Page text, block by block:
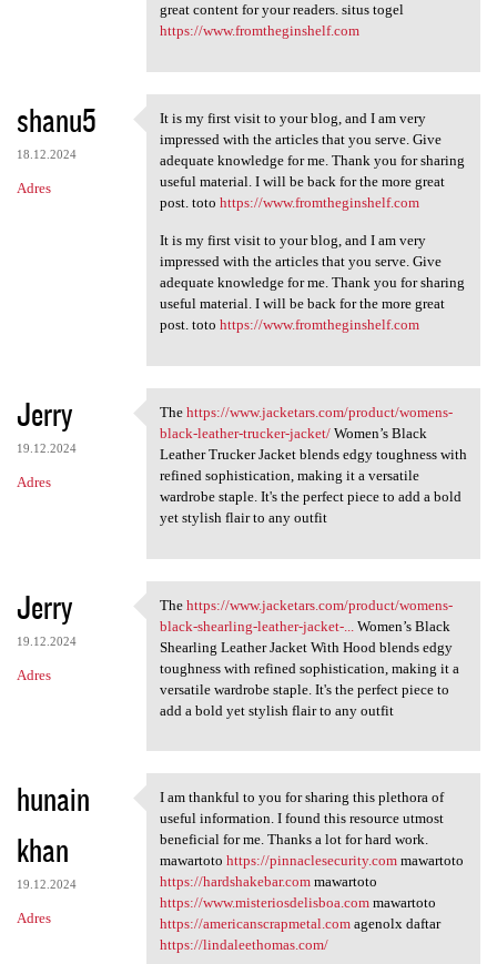
great content for your readers. situs togel
https://www.fromtheginshelf.com
shanu5
18.12.2024
Adres
It is my first visit to your
It is my first visit to your blog, and I am very
impressed with the articles that you serve. Give
adequate knowledge for me. Thank you for sharing
useful material. I will be back for the more great
post. toto https://www.fromtheginshelf.com
It is my first visit to your blog, and I am very
impressed with the articles that you serve. Give
adequate knowledge for me. Thank you for sharing
useful material. I will be back for the more great
post. toto https://www.fromtheginshelf.com
Jerry
19.12.2024
Adres
The https://www.jacketars.com
The https://www.jacketars.com/product/womens-
black-leather-trucker-jacket/Women’s Black
Leather Trucker Jacket blends edgy toughness with
refined sophistication, making it a versatile
wardrobe staple. It's the perfect piece to add a bold
yet stylish flair to any outfit
Jerry
19.12.2024
Adres
The https://www.jacketars.com
The https://www.jacketars.com/product/womens-
black-shearling-leather-jacket-...
Women’s Black
Shearling Leather Jacket With Hood blends edgy
toughness with refined sophistication, making it a
versatile wardrobe staple. It's the perfect piece to
add a bold yet stylish flair to any outfit
hunain
khan
19.12.2024
Adres
I am thankful to you for
I am thankful to you for sharing this plethora of
useful information. I found this resource utmost
beneficial for me. Thanks a lot for hard work.
mawartoto https://pinnaclesecurity.commawartoto
https://hardshakebar.commawartoto
https://www.misteriosdelisboa.commawartoto
https://americanscrapmetal.comagenolx daftar
https://lindaleethomas.com/